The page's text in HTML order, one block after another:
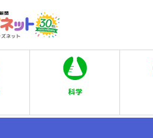
科学